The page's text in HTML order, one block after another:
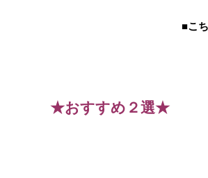
■こ
★おすすめ２選★